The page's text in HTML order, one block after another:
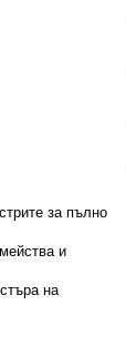
за пълно
и
на